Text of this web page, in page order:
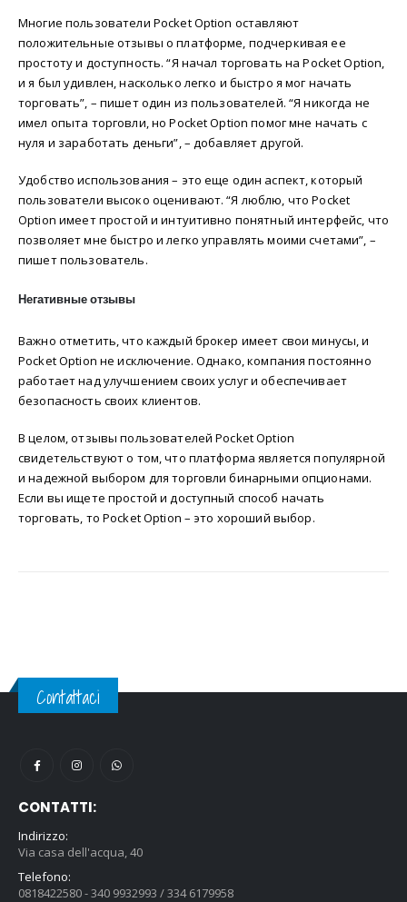
Многие пользователи Pocket Option оставляют
положительные отзывы о платформе, подчеркивая ее
простоту и доступность. “Я начал торговать на Pocket Option,
и я был удивлен, насколько легко и быстро я мог начать
торговать”, – пишет один из пользователей. “Я никогда не
имел опыта торговли, но Pocket Option помог мне начать с
нуля и заработать деньги”, – добавляет другой.
Удобство использования – это еще один аспект, который
пользователи высоко оценивают. “Я люблю, что Pocket
Option имеет простой и интуитивно понятный интерфейс, что
позволяет мне быстро и легко управлять моими счетами”, –
пишет пользователь.
Негативные отзывы
Важно отметить, что каждый брокер имеет свои минусы, и
Pocket Option не исключение. Однако, компания постоянно
работает над улучшением своих услуг и обеспечивает
безопасность своих клиентов.
В целом, отзывы пользователей Pocket Option
свидетельствуют о том, что платформа является популярной
и надежной выбором для торговли бинарными опционами.
Если вы ищете простой и доступный способ начать
торговать, то Pocket Option – это хороший выбор.
Contattaci
CONTATTI:
Indirizzo:
Via casa dell'acqua, 40
Telefono:
0818422580 - 340 9932993 / 334 6179958